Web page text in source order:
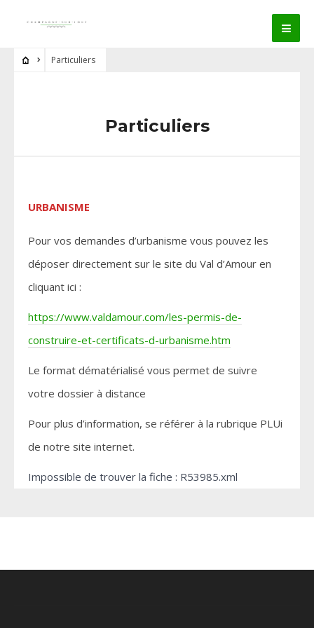
Particuliers
Particuliers
URBANISME
Pour vos demandes d’urbanisme vous pouvez les
déposer directement sur le site du Val d’Amour en
cliquant ici :
https://www.valdamour.com/les-permis-de-
construire-et-certificats-d-urbanisme.htm
Le format dématérialisé vous permet de suivre
votre dossier à distance
Pour plus d’information, se référer à la rubrique PLUi
de notre site internet.
Impossible de trouver la fiche : R53985.xml